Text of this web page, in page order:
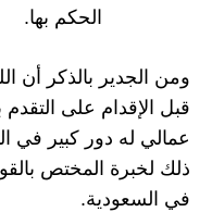
الحكم بها.
ومن الجدير بالذكر أن
قبل الإقدام على
عمالي له دور كبير في
ذلك لخبرة المختص
في السعودية.